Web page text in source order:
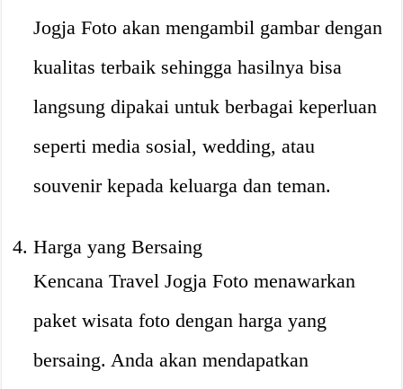
Jogja Foto akan mengambil gambar dengan
kualitas terbaik sehingga hasilnya bisa
langsung dipakai untuk berbagai keperluan
seperti media sosial, wedding, atau
souvenir kepada keluarga dan teman.
Harga yang Bersaing
Kencana Travel Jogja Foto menawarkan
paket wisata foto dengan harga yang
bersaing. Anda akan mendapatkan